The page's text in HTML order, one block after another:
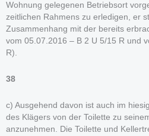
Wohnung gelegenen Betriebsort
zeitlichen Rahmens zu erledigen, er
Zusammenhang mit der bereits
vom 05.07.2016 – B 2 U 5/15 R und
R).
38
c) Ausgehend davon ist auch im
des Klägers von der Toilette zu
anzunehmen. Die Toilette und